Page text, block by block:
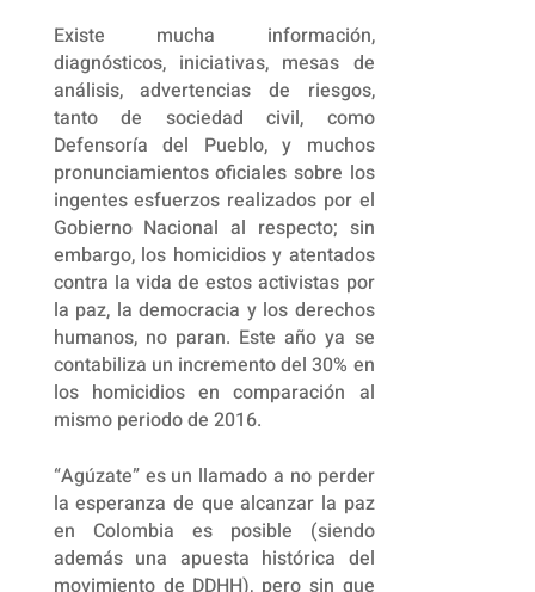
Existe mucha información,
diagnósticos, iniciativas, mesas de
análisis, advertencias de riesgos,
tanto de sociedad civil, como
Defensoría del Pueblo, y muchos
pronunciamientos oficiales sobre los
ingentes esfuerzos realizados por el
Gobierno Nacional al respecto; sin
embargo, los homicidios y atentados
contra la vida de estos activistas por
la paz, la democracia y los derechos
humanos, no paran. Este año ya se
contabiliza un incremento del 30% en
los homicidios en comparación al
mismo periodo de 2016.
“Agúzate” es un llamado a no perder
la esperanza de que alcanzar la paz
en Colombia es posible (siendo
además una apuesta histórica del
movimiento de DDHH), pero sin que